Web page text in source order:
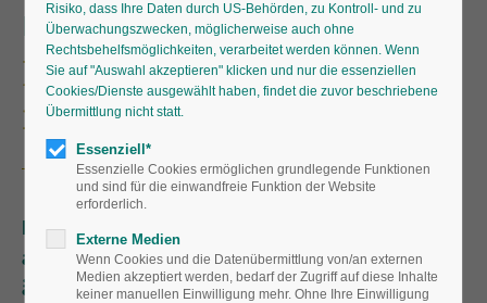
Faszinierendes Design
Können Pflanzen
rechnen?
Die Mathematik ist im Pflanzenreich
allgegenwärtig. Strukturen, die wir vor allem
ästhetisch ansprechend finden, sind für die
Risiko, dass Ihre Daten durch US-Behörden, zu Kontroll- und zu
Überwachungszwecken, möglicherweise auch ohne
Rechtsbehelfsmöglichkeiten, verarbeitet werden können. Wenn
Sie auf "Auswahl akzeptieren" klicken und nur die essenziellen
Cookies/Dienste ausgewählt haben, findet die zuvor beschriebene
Übermittlung nicht statt.
Essenziell*
Essenzielle Cookies ermöglichen grundlegende Funktionen
und sind für die einwandfreie Funktion der Website
erforderlich.
Externe Medien
Wenn Cookies und die Datenübermittlung von/an externen
Medien akzeptiert werden, bedarf der Zugriff auf diese Inhalte
keiner manuellen Einwilligung mehr. Ohne Ihre Einwilligung